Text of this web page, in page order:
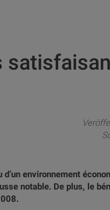
environnement
notable. De plus, le